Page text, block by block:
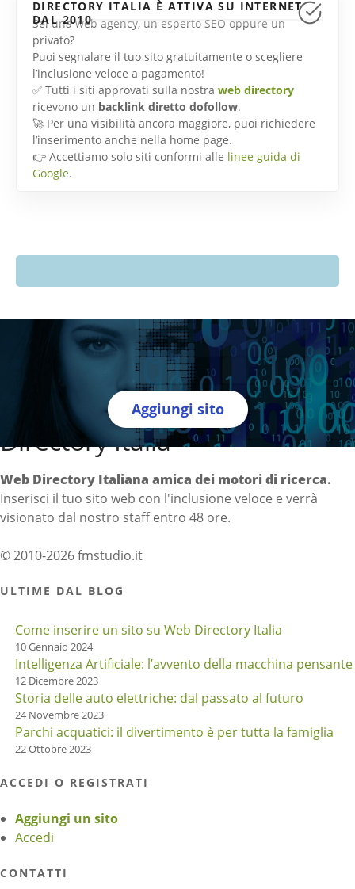
DIRECTORY ITALIA È ATTIVA SU INTERNET
DAL 2010
Sei una web agency, un esperto SEO oppure un
privato?
Puoi segnalare il tuo sito gratuitamente o scegliere
l’inclusione veloce a pagamento!
✅ Tutti i siti approvati sulla nostra web directory
ricevono un backlink diretto dofollow.
🚀 Per una visibilità ancora maggiore, puoi richiedere
l’inserimento anche nella home page.
👉 Accettiamo solo siti conformi alle linee guida di
Google.
Aggiungi sito
Directory Italia
Web Directory Italiana amica dei motori di ricerca.
Inserisci il tuo sito web con l'inclusione veloce e verrà
visionato dal nostro staff entro 48 ore.
© 2010-2026 fmstudio.it
ULTIME DAL BLOG
Come inserire un sito su Web Directory Italia
10 Gennaio 2024
Intelligenza Artificiale: l’avvento della macchina pensante
12 Dicembre 2023
Storia delle auto elettriche: dal passato al futuro
24 Novembre 2023
Parchi acquatici: il divertimento è per tutta la famiglia
22 Ottobre 2023
ACCEDI O REGISTRATI
Aggiungi un sito
Accedi
CONTATTI